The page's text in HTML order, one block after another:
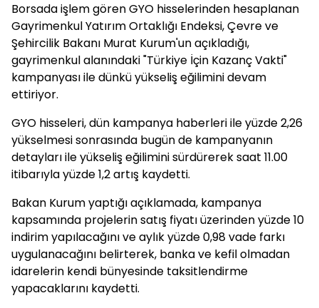
Borsada işlem gören GYO hisselerinden hesaplanan
Gayrimenkul Yatırım Ortaklığı Endeksi, Çevre ve
Şehircilik Bakanı Murat Kurum'un açıkladığı,
gayrimenkul alanındaki "Türkiye İçin Kazanç Vakti"
kampanyası ile dünkü yükseliş eğilimini devam
ettiriyor.
GYO hisseleri, dün kampanya haberleri ile yüzde 2,26
yükselmesi sonrasında bugün de kampanyanın
detayları ile yükseliş eğilimini sürdürerek saat 11.00
itibarıyla yüzde 1,2 artış kaydetti.
Bakan Kurum yaptığı açıklamada, kampanya
kapsamında projelerin satış fiyatı üzerinden yüzde 10
indirim yapılacağını ve aylık yüzde 0,98 vade farkı
uygulanacağını belirterek, banka ve kefil olmadan
idarelerin kendi bünyesinde taksitlendirme
yapacaklarını kaydetti.